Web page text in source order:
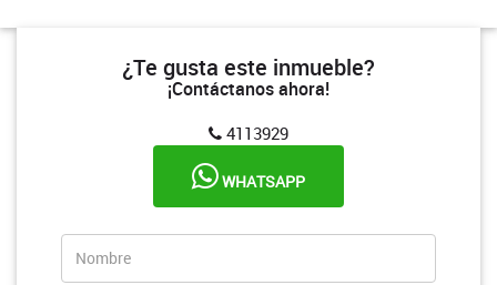
¿Te gusta este inmueble?
¡Contáctanos ahora!
4113929
WHATSAPP